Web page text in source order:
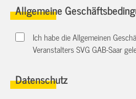
Allgemeine
Ich habe die Allgemeinen
Veranstalters SVG GAB-Saar
Datenschutz